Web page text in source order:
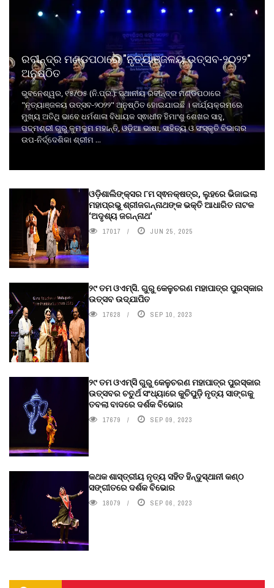
ରବୀନ୍ଦ୍ର ମଣ୍ଡପଠାରେ "ନୃତ୍ୟାଞ୍ଜଳୟ ଉତ୍ସବ-୨୦୨୨"
ଅନୁଷ୍ଠିତ
ଭୁବନେଶ୍ୱର, ୧୫/୦୫ (ନି.ପ୍ର.): ସ୍ଥାନୀୟ ରବୀନ୍ଦ୍ର ମଣ୍ଡପଠାରେ
"ନୃତ୍ୟାଞ୍ଜଳୟ ଉତ୍ସବ-୨୦୨୨" ଅନୁଷ୍ଠିତ ହୋଇଯାଇଛି । କାର୍ଯ୍ୟକ୍ରମରେ
ମୁଖ୍ୟ ଅତିଥି ଭାବେ ଧର୍ମଶାଳା ବିଧାୟକ ସ୍ଵାଧୀନ ହିମାଂଶୁ ଶେଖର ସାହୁ,
ପଦ୍ମଶ୍ରୀ ଗୁରୁ କୁମକୁମ ମହାନ୍ତି, ଓଡ଼ିଆ ଭାଷା, ସାହିତ୍ୟ ଓ ସଂସ୍କୃତି ବିଭାଗର
ଉପ-ନିର୍ଦ୍ଦେଶିକା ଶ୍ରୀମ ...
ଓଡ଼ିଶାଲିଙ୍କ୍ସର ୮ମ ସ୍ଵନକ୍ଷତ୍ର, ଲୁହରେ ଭିଜାଇଲା
ମହାପ୍ରଭୁ ଶ୍ରୀଜଗନ୍ନାଥଙ୍କ ଭକ୍ତି ଆଧାରିତ ନାଟକ
‘ଅଦୃଶ୍ୟ ଜଗନ୍ନାଥ‘
17017 JUN 25, 2025
୨୯ ତମ ଓଏମ୍‌ସି. ଗୁରୁ କେଳୁଚରଣ ମହାପାତ୍ର ପୁରସ୍କାର
ଉତ୍ସବ ଉଦ୍‍ଯାପିତ
17628 SEP 10, 2023
୨୯ ତମ ଓଏମ୍‌ସି ଗୁରୁ କେଳୁଚରଣ ମହାପାତ୍ର ପୁରସ୍କାର
ଉତ୍ସବର ଚତୁର୍ଥ ସଂଧ୍ୟାରେ କୁଚିପୁଡ଼ି ନୃତ୍ୟ ସାଙ୍ଗକୁ
ତବଲା ବାଦରେ ଦର୍ଶକ ବିଭୋର
17679 SEP 09, 2023
କଥକ ଶାସ୍ତ୍ରୀୟ ନୃତ୍ୟ ସହିତ ହିନ୍ଦୁସ୍ଥାନୀ କଣ୍ଠ
ସଙ୍ଗୀତରେ ଦର୍ଶକ ବିଭୋର
18079 SEP 06, 2023